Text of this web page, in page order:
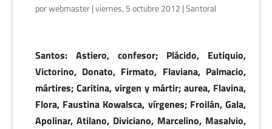
porwebmaster|viernes, 5 octubre 2012 |Santoral
Santos: Astiero, confesor; Plácido, Eutiquio,
Victorino, Donato, Firmato, Flaviana, Palmacio,
mártires; Caritina, virgen y mártir; aurea, Flavina,
Flora, Faustina Kowalsca, vírgenes; Froilán, Gala,
Apolinar, Atilano, Diviciano, Marcelino, Masalvio,